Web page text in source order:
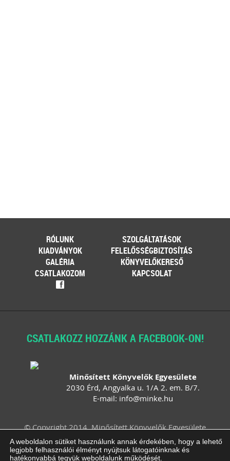
RÓLUNK
SZOLGÁLTATÁSOK
KIADVÁNYOK
FELELŐSSÉGBIZTOSÍTÁS
GALÉRIA
KÖNYVELŐKERESŐ
CSATLAKOZOM
KAPCSOLAT
f
CSATLAKOZZ HOZZÁNK A FACEBOOK-ON!
Minősített Könyvelők Egyesülete
2030 Érd, Angyalka u. 1/A 2. em. B/7.
E-mail: info@minke.hu
© Copyright 2014. Minősített Könyvelők Egyesülete
Felhasználási feltételek
Adatvédelem
Impresszum
ÁSZF
Süti beállítások
A weboldalon sütiket használunk annak érdekében, hogy a lehető
legjobb felhasználói élményt nyújtsuk látogatóinknak és
hatékonyabbá tegyük weboldalunk működését.